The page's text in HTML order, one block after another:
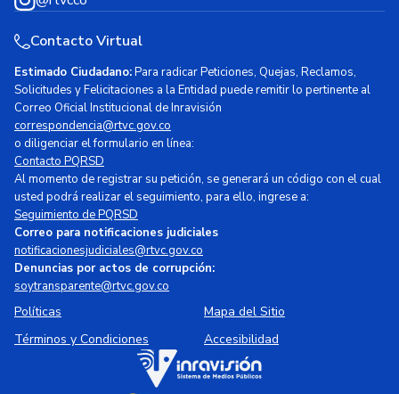
Contacto Virtual
Estimado Ciudadano:Para radicar Peticiones, Quejas, Reclamos,
Solicitudes y Felicitaciones a la Entidad puede remitir lo pertinente al
Correo Oficial Institucional de Inravisión
correspondencia@rtvc.gov.co
o diligenciar el formulario en línea:
Contacto PQRSD
Al momento de registrar su petición, se generará un código con el cual
usted podrá realizar el seguimiento, para ello, ingrese a:
Seguimiento de PQRSD
Correo para notificaciones judiciales
notificacionesjudiciales@rtvc.gov.co
Denuncias por actos de corrupción:
soytransparente@rtvc.gov.co
Políticas
Mapa del Sitio
Términos y Condiciones
Accesibilidad